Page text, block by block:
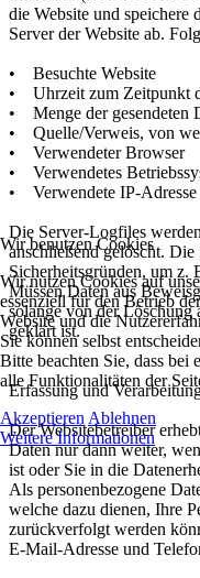
die Website und speichere
Server der Website ab.
• Besuchte Website
• Uhrzeit zum Zeitpunkt
• Menge der gesendeten
• Quelle/Verweis, von
• Verwendeter Browser
• Verwendetes
• Verwendete IP-Adresse
Die Server-Logfiles
anschließend gelöscht.
Sicherheitsgründen, um z.
Müssen Daten aus
solange von der Löschung
geklärt ist.
Erfassung und
Der Websitebetreiber
Daten nur dann weiter,
ist oder Sie in die
Als personenbezogene
welche dazu dienen, Ihre
zurückverfolgt werden
E-Mail-Adresse und
Wir benutzen Cookies
Wir nutzen Cookies auf
essenziell für den Betrieb
Website und die
Sie können selbst
Bitte beachten Sie, dass
alle Funktionalitäten der
Akzeptieren Ablehnen
Weitere Informationen